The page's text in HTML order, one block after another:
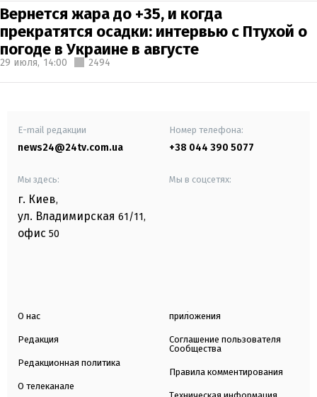
Вернется жара до +35, и когда
прекратятся осадки: интервью с Птухой о
погоде в Украине в августе
29 июля, 14:00 2494
E-mail редакции
news24@24tv.com.ua
Номер телефона:
+38 044 390 5077
Мы здесь:
г. Киев,
ул. Владимирская 61/11,
офис 50
Мы в соцсетях:
О нас
Редакция
Редакционная политика
О телеканале
приложения
Соглашение пользователя
Сообщества
Правила комментирования
Техническая информация